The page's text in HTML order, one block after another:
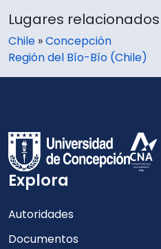
Lugares relacionados
Chile »Concepción
Región del Bío-Bío (Chile)
Explora
Autoridades
Documentos